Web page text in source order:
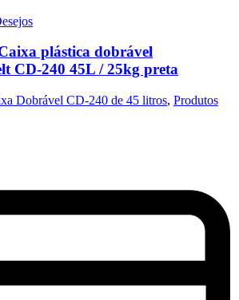
plástica dobrável
CD-240 45L / 25kg preta
Dobrável CD-240 de 45 litros, Produtos